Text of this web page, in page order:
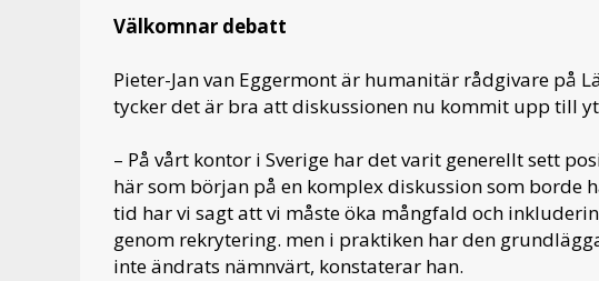
Välkomnar debatt
Pieter-Jan van Eggermont är humanitär rådgivare på
tycker det är bra att diskussionen nu kommit upp till
– På vårt kontor i Sverige har det varit generellt sett
här som början på en komplex diskussion som borde
tid har vi sagt att vi måste öka mångfald och
genom rekrytering. men i praktiken har den
inte ändrats nämnvärt, konstaterar han.